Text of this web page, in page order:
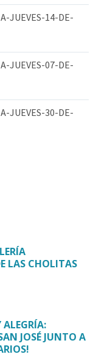
JUEVES-14-DE-
JUEVES-07-DE-
JUEVES-30-DE-
LAS CHOLITAS
JOSÉ JUNTO A